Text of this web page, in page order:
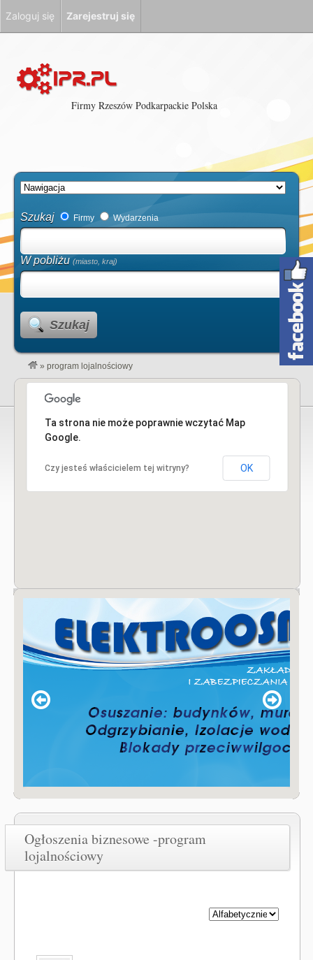
Firmy Rzeszów Podkarpackie Polska
Szukaj Firmy Wydarzenia
W pobliżu (miasto, kraj)
Szukaj
» program lojalnościowy
Ta strona nie może poprawnie wczytać Map
Google.
Czy jesteś właścicielem tej witryny? OK
Ogłoszenia biznesowe -program
lojalnościowy
Zaloguj się Zarejestruj się